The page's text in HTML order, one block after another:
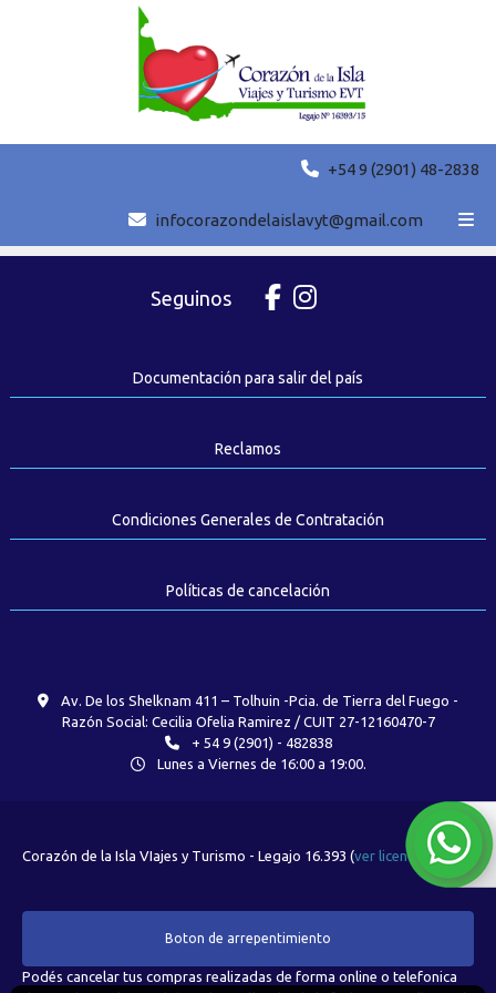
+54 9 (2901) 48-2838
infocorazondelaislavyt@gmail.com
Universal Orlando Resort
Seguinos
Documentación para salir del país
Reclamos
Condiciones Generales de Contratación
Políticas de cancelación
Av. De los Shelknam 411 – Tolhuin -Pcia. de Tierra del Fuego -
Razón Social: Cecilia Ofelia Ramirez / CUIT 27-12160470-7
+ 54 9 (2901) - 482838
Lunes a Viernes de 16:00 a 19:00.
Corazón de la Isla VIajes y Turismo - Legajo 16.393 (ver licencia )
Boton de arrepentimiento
Podés cancelar tus compras realizadas de forma online o telefonica